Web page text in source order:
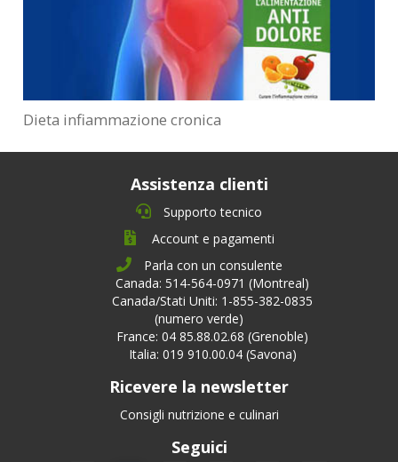
Dieta infiammazione cronica
Assistenza clienti
Supporto tecnico
Account e pagamenti
Parla con un consulente
Canada: 514-564-0971 (Montreal)
Canada/Stati Uniti: 1-855-382-0835
(numero verde)
France: 04 85.88.02.68 (Grenoble)
Italia: 019 910.00.04 (Savona)
Ricevere la newsletter
Consigli nutrizione e culinari
Seguici